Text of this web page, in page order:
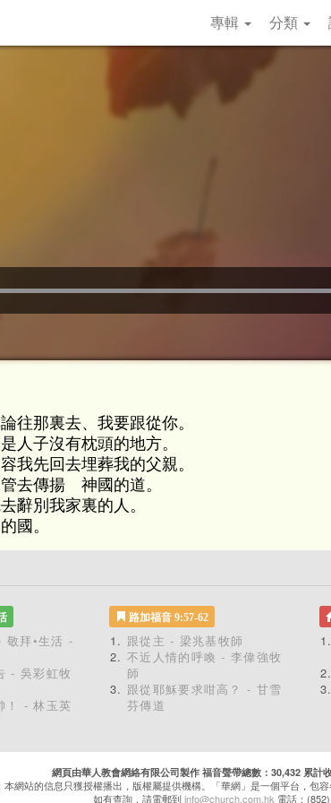
專輯 分類
往那裏去、我要跟從你。
人子沒有枕頭的地方。
我先回去埋葬我的父親。
去傳揚 神國的道。
辭別我家裏的人。
國。
敬拜•生活 -
- 吳彩虹牧
！ - 林玉英
路加福音 9:57-62
跟從主 - 梁兆基牧師
不近人情的呼喚 - 李偉強牧
師
跟從耶穌要求咁高？ - 甘雪
芬傳道
網頁由華人教會網絡有限公司製作 福音聲帶總數：30,432 累計
本網站的信息只獲授權播出，版權屬提供機構。「華網」是一個平台，包容
如有查詢，請電郵到info@church.com.hk 電話：